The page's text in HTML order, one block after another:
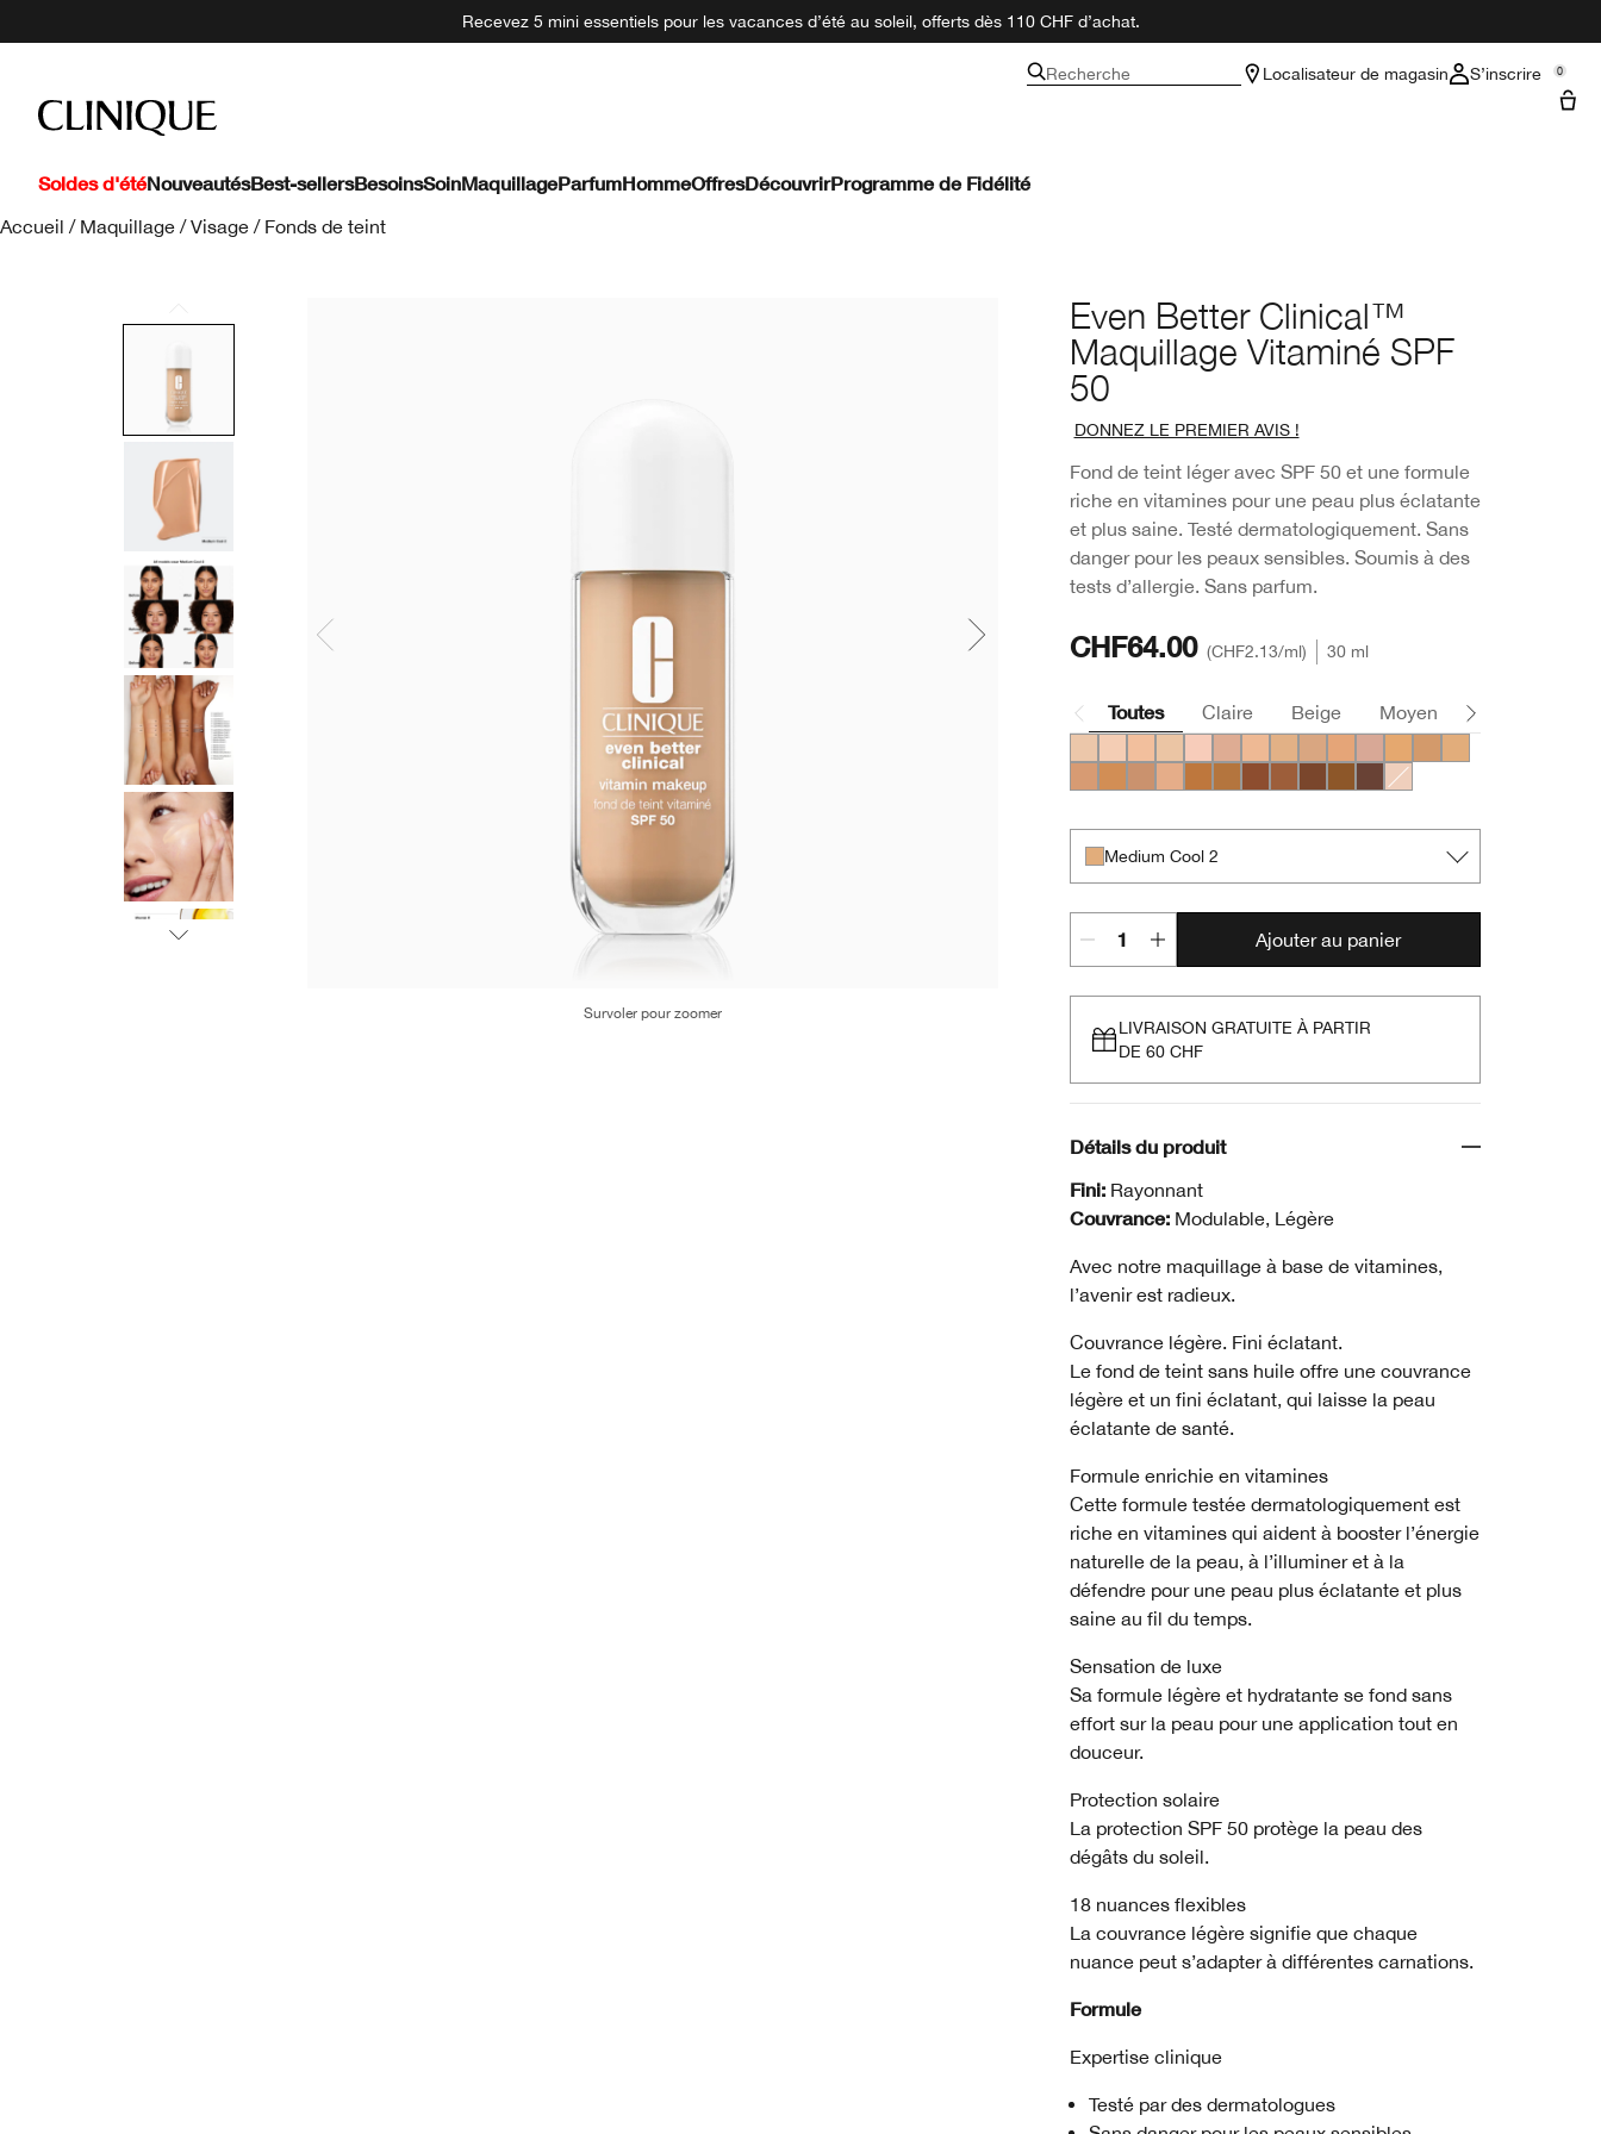
Recevez 5 mini essentiels pour les vacances d’été au soleil, offerts dès 110 CHF d’achat.
Recherche Localisateur de magasin S’inscrire 0
Soldes d'étéNouveautésBest-sellersBesoinsSoinMaquillageParfumHommeOffresDécouvrirProgramme de Fidélité
Accueil / Maquillage / Visage / Fonds de teint
Even Better Clinical™
Maquillage Vitaminé SPF
50
DONNEZ LE PREMIER AVIS !
Fond de teint léger avec SPF 50 et une formule
riche en vitamines pour une peau plus éclatante
et plus saine. Testé dermatologiquement. Sans
danger pour les peaux sensibles. Soumis à des
tests d’allergie. Sans parfum.
Survoler pour zoomer
CHF64.00 CHF2.13/ml 30 ml
Toutes Claire Beige Moyen Foncée
Light Medium Warm 1
Light Medium Warm 2
Light Medium Cool 3
Light Medium Cool 4
Light Medium Cool 5
Medium Warm 1
Medium Cool 2
Ajouter au panier
LIVRAISON GRATUITE À PARTIR
DE 60 CHF
Détails du produit
Fini: Rayonnant
Couvrance: Modulable, Légère
Avec notre maquillage à base de vitamines,
l’avenir est radieux.
Couvrance légère. Fini éclatant.
Le fond de teint sans huile offre une couvrance
légère et un fini éclatant, qui laisse la peau
éclatante de santé.
Formule enrichie en vitamines
Cette formule testée dermatologiquement est
riche en vitamines qui aident à booster l’énergie
naturelle de la peau, à l’illuminer et à la
défendre pour une peau plus éclatante et plus
saine au fil du temps.
Sensation de luxe
Sa formule légère et hydratante se fond sans
effort sur la peau pour une application tout en
douceur.
Protection solaire
La protection SPF 50 protège la peau des
dégâts du soleil.
18 nuances flexibles
La couvrance légère signifie que chaque
nuance peut s’adapter à différentes carnations.
Formule
Expertise clinique
Testé par des dermatologues